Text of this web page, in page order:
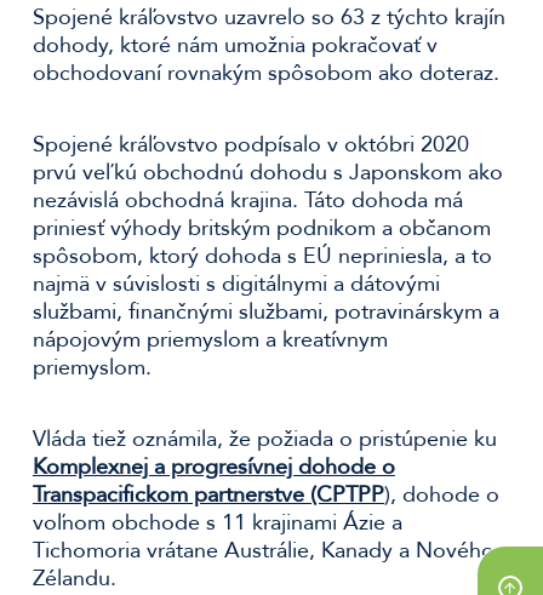
Spojené kráľovstvo uzavrelo so 63 z týchto krajín
dohody, ktoré nám umožnia pokračovať v
obchodovaní rovnakým spôsobom ako doteraz.
Spojené kráľovstvo podpísalo v októbri 2020
prvú veľkú obchodnú dohodu s Japonskom ako
nezávislá obchodná krajina. Táto dohoda má
priniesť výhody britským podnikom a občanom
spôsobom, ktorý dohoda s EÚ nepriniesla, a to
najmä v súvislosti s digitálnymi a dátovými
službami, finančnými službami, potravinárskym a
nápojovým priemyslom a kreatívnym
priemyslom.
Vláda tiež oznámila, že požiada o pristúpenie ku
Komplexnej a progresívnej dohode o
Transpacifickom partnerstve (CPTPP), dohode o
voľnom obchode s 11 krajinami Ázie a
Tichomoria vrátane Austrálie, Kanady a Nového
Zélandu.